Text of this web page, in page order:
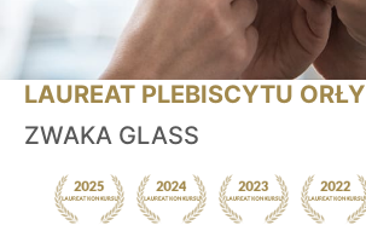
LAUREAT PLEBISCYTU ORŁY
ZWAKA GLASS